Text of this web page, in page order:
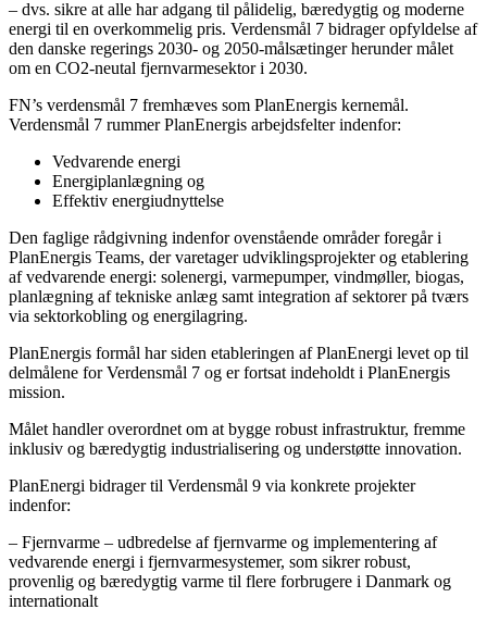
– dvs. sikre at alle har adgang til pålidelig, bæredygtig og moderne
energi til en overkommelig pris. Verdensmål 7 bidrager opfyldelse af
den danske regerings 2030- og 2050-målsætinger herunder målet
om en CO2-neutal fjernvarmesektor i 2030.
FN’s verdensmål 7 fremhæves som PlanEnergis kernemål.
Verdensmål 7 rummer PlanEnergis arbejdsfelter indenfor:
Vedvarende energi
Energiplanlægning og
Effektiv energiudnyttelse
Den faglige rådgivning indenfor ovenstående områder foregår i
PlanEnergis Teams, der varetager udviklingsprojekter og etablering
af vedvarende energi: solenergi, varmepumper, vindmøller, biogas,
planlægning af tekniske anlæg samt integration af sektorer på tværs
via sektorkobling og energilagring.
PlanEnergis formål har siden etableringen af PlanEnergi levet op til
delmålene for Verdensmål 7 og er fortsat indeholdt i PlanEnergis
mission.
Målet handler overordnet om at bygge robust infrastruktur, fremme
inklusiv og bæredygtig industrialisering og understøtte innovation.
PlanEnergi bidrager til Verdensmål 9 via konkrete projekter
indenfor:
– Fjernvarme – udbredelse af fjernvarme og implementering af
vedvarende energi i fjernvarmesystemer, som sikrer robust,
provenlig og bæredygtig varme til flere forbrugere i Danmark og
internationalt